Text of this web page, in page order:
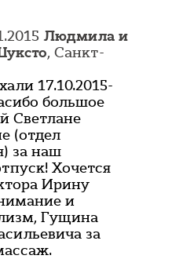
Людмила и
, Санкт-
17.10.2015-
большое
Светлане
(отдел
за наш
Хочется
Ирину
и
Гущина
за